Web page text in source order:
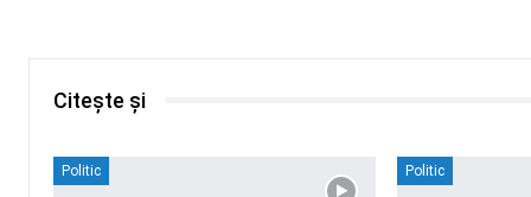
Citește și
Politic Politic